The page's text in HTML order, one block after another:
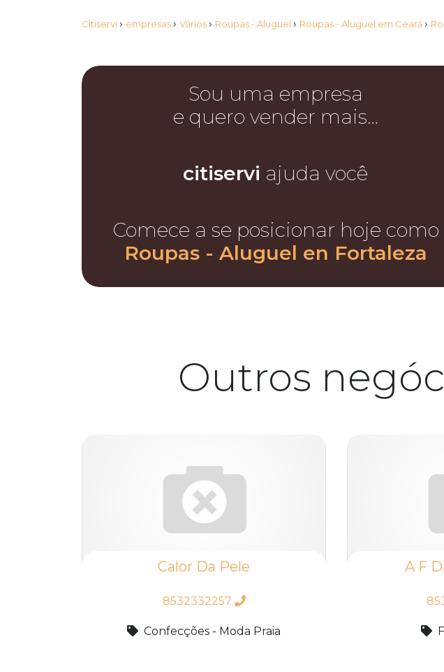
Citiservi › empresas › Vários › Roupas - Aluguel › Roupas - Aluguel em Ceará ›
Sou uma empresa
e quero vender mais…
citiservi ajuda você
Comece a se posicionar hoje como
Roupas - Aluguel en Fortaleza
Outros
Calor Da Pele
8532332257
Confecções - Moda Praia
A F